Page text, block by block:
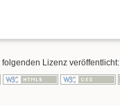
Lizenz veröffentlicht: